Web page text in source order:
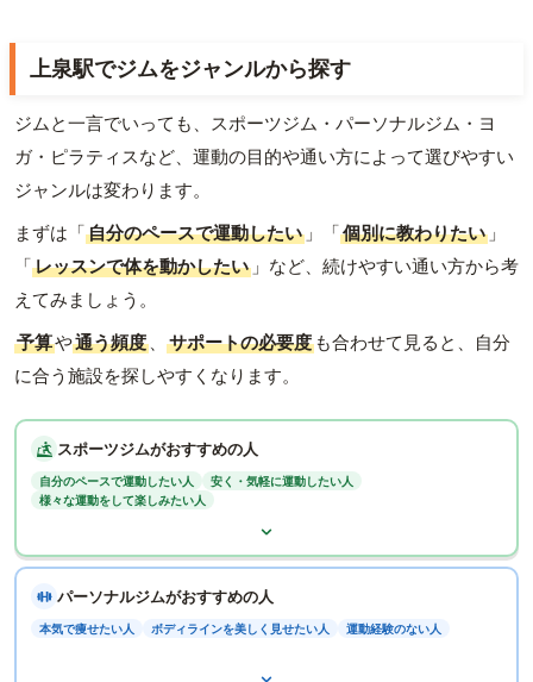
上泉駅でジムをジャンルから探す
ジムと一言でいっても、スポーツジム・パーソナルジム・ヨ
ガ・ピラティスなど、運動の目的や通い方によって選びやすい
ジャンルは変わります。
まずは「自分のペースで運動したい 」「個別に教わりたい 」
「レッスンで体を動かしたい 」など、続けやすい通い方から考
えてみましょう。
予算や通う頻度 、 サポートの必要度 も合わせて見ると、自分
に合う施設を探しやすくなります。
スポーツジムがおすすめの人
自分のペースで運動したい人
安く・気軽に運動したい人
様々な運動をして楽しみたい人
パーソナルジムがおすすめの人
本気で痩せたい人 ボディラインを美しく見せたい人 運動経験のない人